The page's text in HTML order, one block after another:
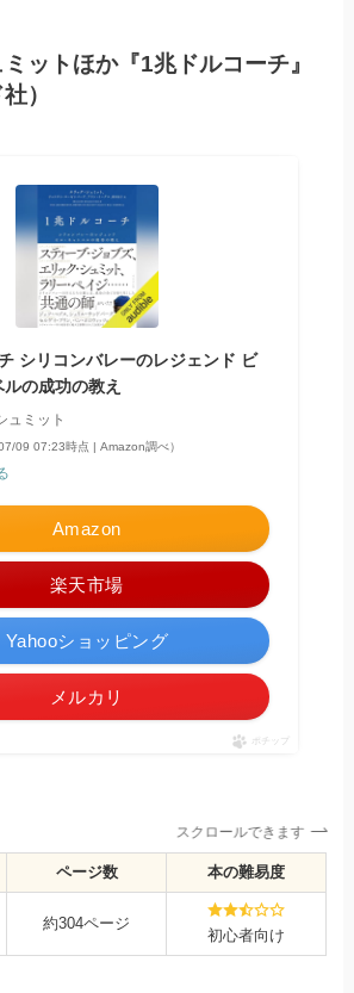
ットほか『1兆ドルコーチ』
）
シリコンバレーのレジェンド ビ
の成功の教え
ュミット
09 07:23時点 | Amazon調べ）
Amazon
楽天市場
Yahooショッピング
メルカリ
ポチップ
スクロールできます
ページ数 本の難易度
約304ページ
初心者向け